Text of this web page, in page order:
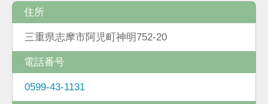
住所
三重県志摩市阿児町神明752-20
電話番号
0599-43-1131